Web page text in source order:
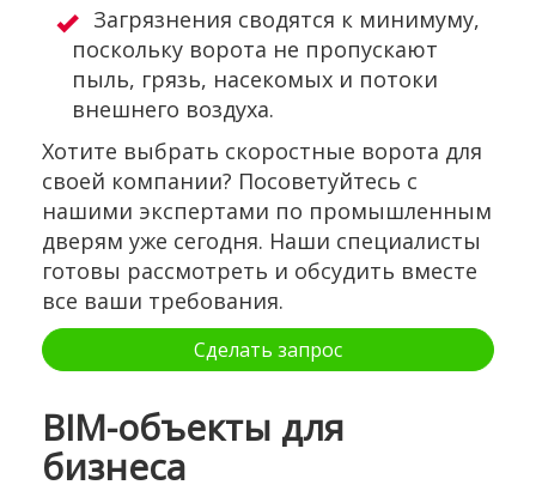
Загрязнения сводятся к минимуму,
поскольку ворота не пропускают
пыль, грязь, насекомых и потоки
внешнего воздуха.
Хотите выбрать скоростные ворота для
своей компании? Посоветуйтесь с
нашими экспертами по промышленным
дверям уже сегодня. Наши специалисты
готовы рассмотреть и обсудить вместе
все ваши требования.
Сделать запрос
BIM-объекты для
бизнеса